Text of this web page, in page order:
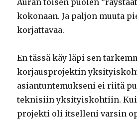
kokonaan. Ja paljon muuta
korjattavaa.
En tässä käy läpi sen
korjausprojektin
asiantuntemukseni ei riitä
teknisiin yksityiskohtiin.
projekti oli itselleni varsin